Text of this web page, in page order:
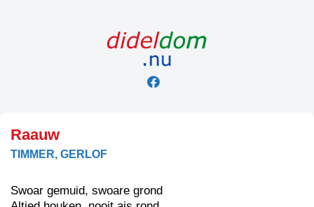
Raauw
TIMMER, GERLOF
Swoar gemuid, swoare grond